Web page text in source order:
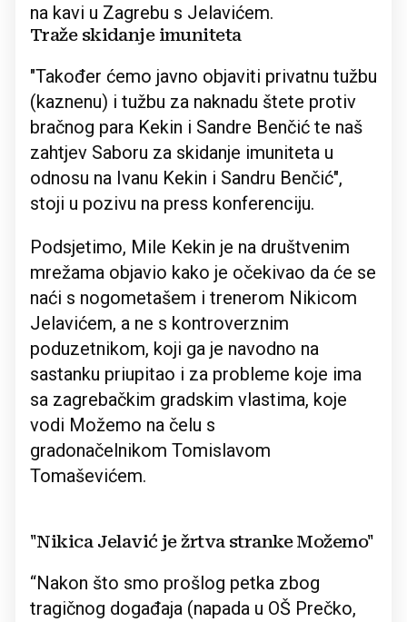
na kavi u Zagrebu s Jelavićem.
Traže skidanje imuniteta
"Također ćemo javno objaviti privatnu tužbu
(kaznenu) i tužbu za naknadu štete protiv
bračnog para Kekin i Sandre Benčić te naš
zahtjev Saboru za skidanje imuniteta u
odnosu na Ivanu Kekin i Sandru Benčić",
stoji u pozivu na press konferenciju.
Podsjetimo, Mile Kekin je na društvenim
mrežama objavio kako je očekivao da će se
naći s nogometašem i trenerom Nikicom
Jelavićem, a ne s kontroverznim
poduzetnikom, koji ga je navodno na
sastanku priupitao i za probleme koje ima
sa zagrebačkim gradskim vlastima, koje
vodi Možemo na čelu s
gradonačelnikom Tomislavom
Tomaševićem.
"Nikica Jelavić je žrtva stranke Možemo"
“Nakon što smo prošlog petka zbog
tragičnog događaja (napada u OŠ Prečko,